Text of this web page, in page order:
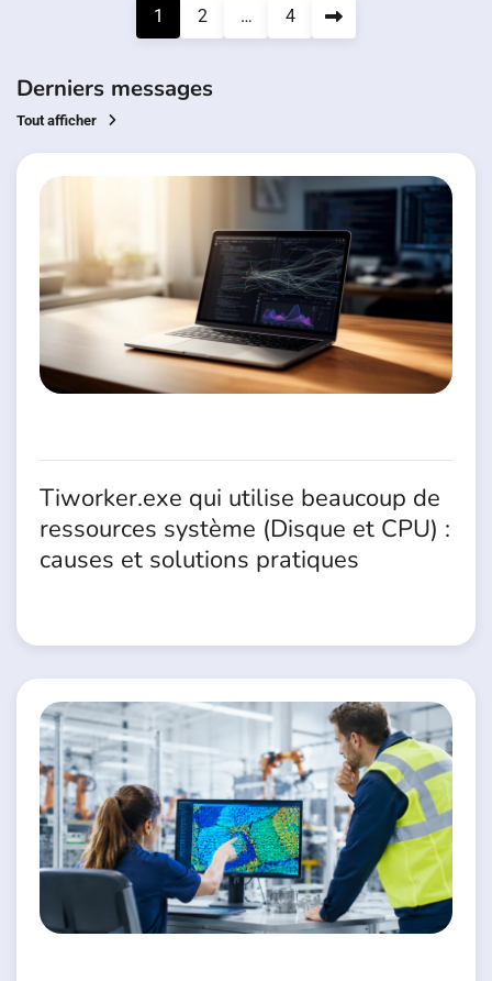
publications
1 2 … 4
Derniers messages
Tout afficher
Tiworker.exe qui utilise beaucoup de
ressources système (Disque et CPU) :
causes et solutions pratiques